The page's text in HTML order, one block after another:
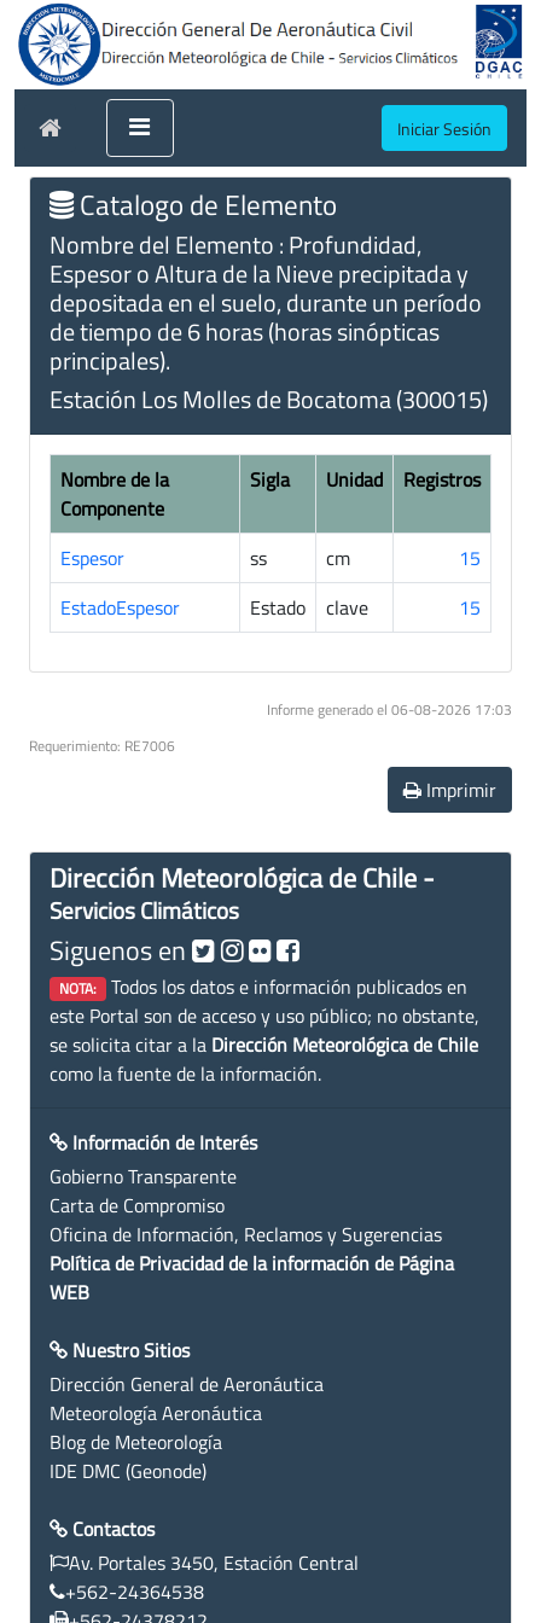
Iniciar Sesión
Catalogo de Elemento
Nombre del Elemento : Profundidad,
Espesor o Altura de la Nieve precipitada y
depositada en el suelo, durante un período
de tiempo de 6 horas (horas sinópticas
principales).
Estación Los Molles de Bocatoma (300015)
Nombre de la
Componente
Sigla Unidad Registros
Espesor ss cm
15
EstadoEspesor
Estado clave 15
Informe generado el 06-08-2026 17:03
Requerimiento: RE7006
Imprimir
Dirección Meteorológica de Chile -
Servicios Climáticos
Siguenos en
NOTA: Todos los datos e información publicados en
este Portal son de acceso y uso público; no obstante,
se solicita citar a la Dirección Meteorológica de Chile
como la fuente de la información.
Información de Interés
Gobierno Transparente
Carta de Compromiso
Oficina de Información, Reclamos y Sugerencias
Política de Privacidad de la información de Página
WEB
Nuestro Sitios
Dirección General de Aeronáutica
Meteorología Aeronáutica
Blog de Meteorología
IDE DMC (Geonode)
Contactos
Av. Portales 3450, Estación Central
+562-24364538